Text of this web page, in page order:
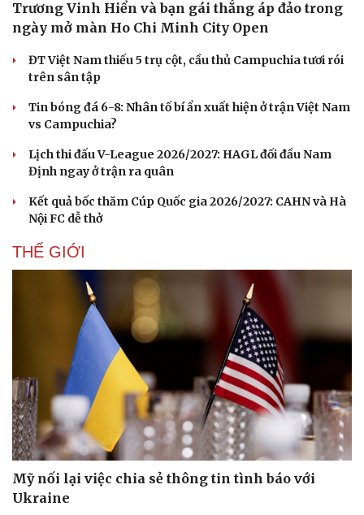
Dinh dưỡng - món ngon
Sản phụ khoa
Nam khoa
Làm đẹp - giảm cân
Phòng mạch online
Ăn sạch sống khỏe
Blog
Tình yêu - Gia đình
Trương Vinh Hiển và bạn gái thắng áp đảo trong
ngày mở màn Ho Chi Minh City Open
ĐT Việt Nam thiếu 5 trụ cột, cầu thủ Campuchia tươi rói
trên sân tập
Tin bóng đá 6-8: Nhân tố bí ẩn xuất hiện ở trận Việt Nam
vs Campuchia?
Lịch thi đấu V-League 2026/2027: HAGL đối đầu Nam
Định ngay ở trận ra quân
Kết quả bốc thăm Cúp Quốc gia 2026/2027: CAHN và Hà
Nội FC dễ thở
THẾ GIỚI
Mỹ nối lại việc chia sẻ thông tin tình báo với
Ukraine